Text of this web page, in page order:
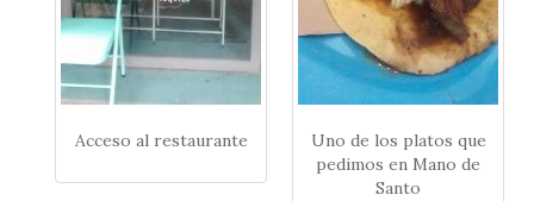
Uno de los platos que
pedimos en Mano de
Santo
Acceso al restaurante